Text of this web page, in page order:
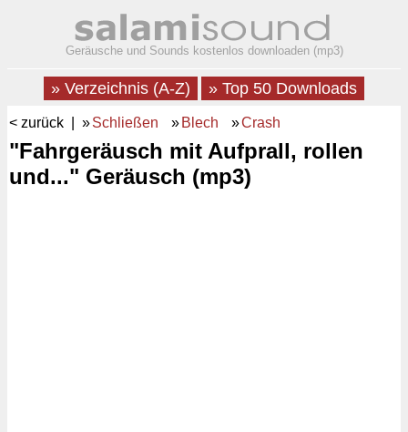
Geräusche und Sounds kostenlos downloaden (mp3)
» Verzeichnis (A-Z) » Top 50 Downloads
< zurück | »Schließen » Blech »Crash
"Fahrgeräusch mit Aufprall, rollen
und..." Geräusch (mp3)